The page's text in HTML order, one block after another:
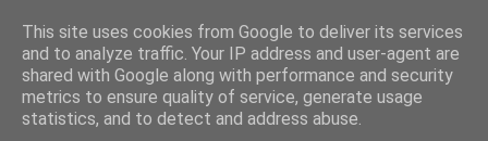
Pullollinen
This site uses cookies from Google to deliver its services
and to analyze traffic. Your IP address and user-agent are
shared with Google along with performance and security
metrics to ensure quality of service, generate usage
statistics, and to detect and address abuse.